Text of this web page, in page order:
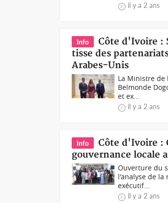
il y a 2 ans
Info
Côte d'Ivoire :
tisse des
Arabes-Unis
La Ministre de
Belmonde
et ex...
il y a 2 ans
Info
Côte d'Ivoire :
gouvernance locale
Ouverture du
l'analyse de la
exécutif...
il y a 2 ans